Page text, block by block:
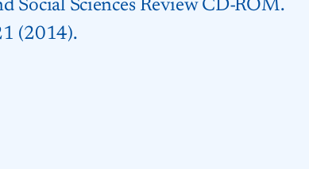
Social Sciences Review CD-ROM.
(2014).